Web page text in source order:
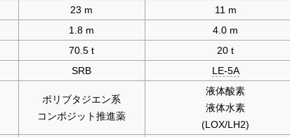
23 m 11 m
1.8 m 4.0 m
70.5 t 20 t
SRB LE-5A
ポリブタジエン系
コンポジット推進薬
液体酸素
液体水素
(LOX/LH2)